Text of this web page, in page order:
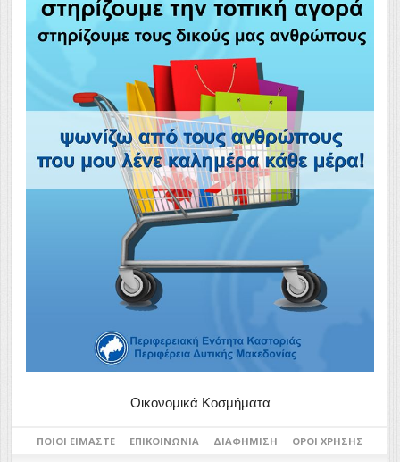
Οικονομικά Κοσμήματα
ΠΟΙΟΙ ΕΊΜΑΣΤΕ ΕΠΙΚΟΙΝΩΝΊΑ ΔΙΑΦΉΜΙΣΗ ΌΡΟΙ ΧΡΉΣΗΣ